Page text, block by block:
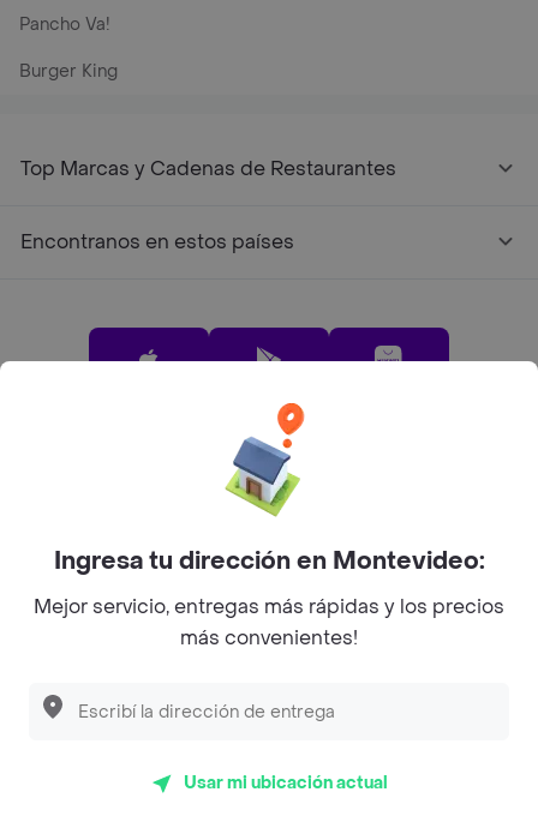
Pancho Va!
Burger King
Top Marcas y Cadenas de Restaurantes
Encontranos en estos países
Pide tu comida favorita cerca de ti
Categorías
Sobre Rappi
Ingresa tu dirección en Montevideo:
Mejor servicio, entregas más rápidas y los precios
más convenientes!
Usar mi ubicación actual